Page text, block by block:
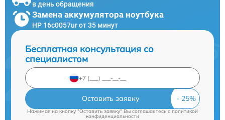
в день обращения
Замена аккумулятора ноутбука
HP 16c0057ur от 35 минут
Бесплатная консультация со
специалистом
Оставить заявку
Нажимая на кнопку "Оставить заявку" Вы соглашаетесь cполитикой
конфиденциальности